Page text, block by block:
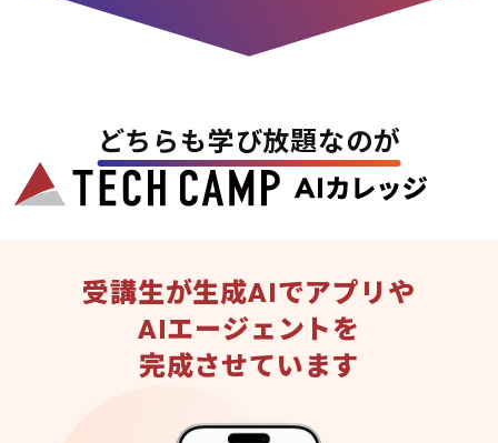
どちらも学び放題なのが
受講生が生成AIでアプリや
AIエージェントを
完成させています